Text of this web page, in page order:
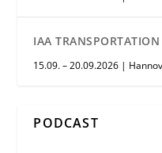
IAA
15.09. – 20.09.2026 |
PODCAST